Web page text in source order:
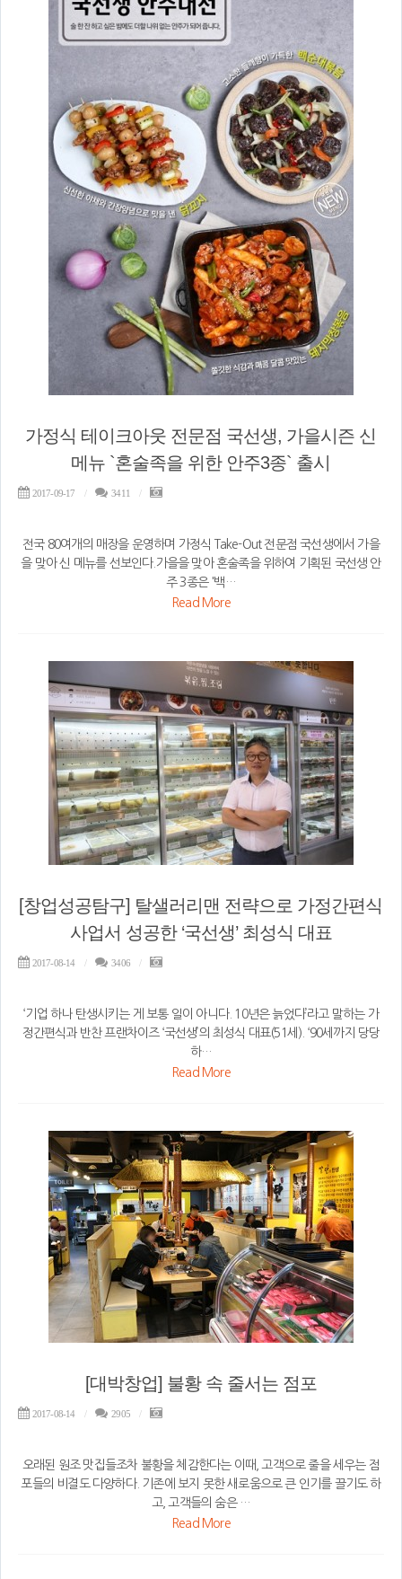
가정식 테이크아웃 전문점 국선생, 가을시즌 신
메뉴 `혼술족을 위한 안주3종` 출시
2017-09-17 3411
전국 80여개의 매장을 운영하며 가정식 Take-Out 전문점 국선생에서 가을
을 맞아 신 메뉴를 선보인다.가을을 맞아 혼술족을 위하여 기획된 국선생 안
주 3종은 '백…
Read More
[창업성공탐구] 탈샐러리맨 전략으로 가정간편식
사업서 성공한 ‘국선생’ 최성식 대표
2017-08-14 3406
‘기업 하나 탄생시키는 게 보통 일이 아니다. 10년은 늙었다’라고 말하는 가
정간편식과 반찬 프랜차이즈 ‘국선생’의 최성식 대표(51세). ‘90세까지 당당
하…
Read More
[대박창업] 불황 속 줄서는 점포
2017-08-14 2905
오래된 원조 맛집들조차 불황을 체감한다는 이때, 고객으로 줄을 세우는 점
포들의 비결도 다양하다. 기존에 보지 못한 새로움으로 큰 인기를 끌기도 하
고, 고객들의 숨은 …
Read More